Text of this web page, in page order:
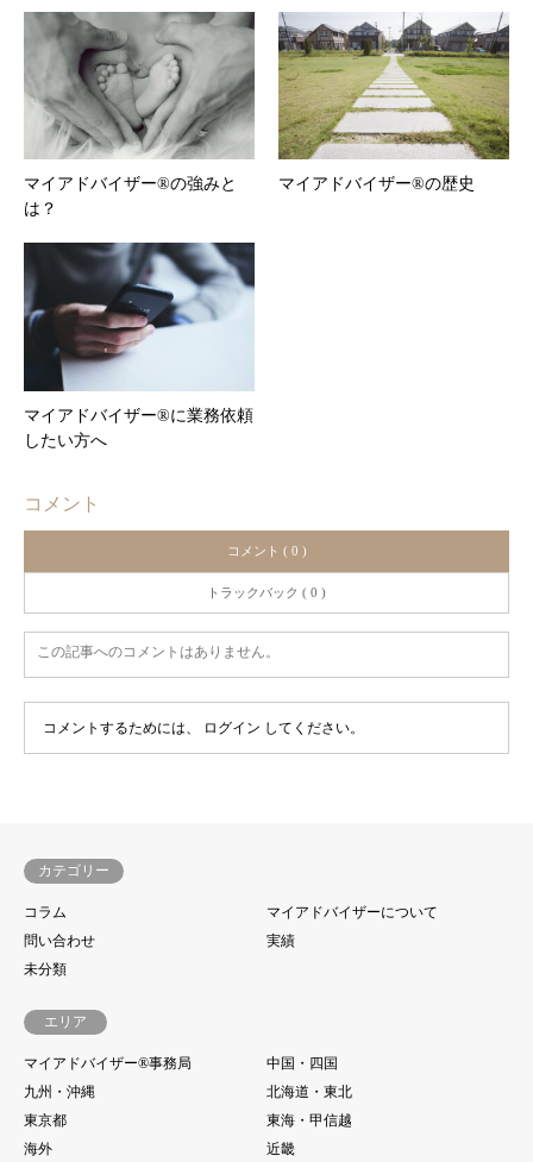
マイアドバイザー®の強みと
は？
マイアドバイザー®の歴史
マイアドバイザー®に業務依頼
したい方へ
コメント
コメント ( 0 )
トラックバック ( 0 )
この記事へのコメントはありません。
コメントするためには、 ログイン してください。
カテゴリー
コラム
マイアドバイザーについて
問い合わせ
実績
未分類
エリア
マイアドバイザー®事務局
中国・四国
九州・沖縄
北海道・東北
東京都
東海・甲信越
海外
近畿